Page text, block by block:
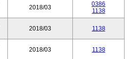
2018/03
0386
1138
2018/03 1138
2018/03 1138